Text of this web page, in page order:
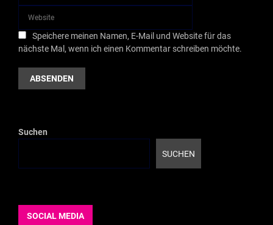
Speichere meinen Namen, E-Mail und Website für das
nächste Mal, wenn ich einen Kommentar schreiben möchte.
Suchen
SUCHEN
SOCIAL MEDIA